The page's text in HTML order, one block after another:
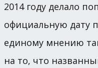
2014 году делало
официальную дату
единому мнению
на то, что